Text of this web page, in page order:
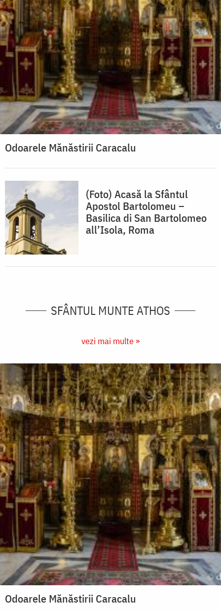
Odoarele Mănăstirii Caracalu
(Foto) Acasă la Sfântul
Apostol Bartolomeu –
Basilica di San Bartolomeo
all’Isola, Roma
SFÂNTUL MUNTE ATHOS
vezi mai multe »
Odoarele Mănăstirii Caracalu